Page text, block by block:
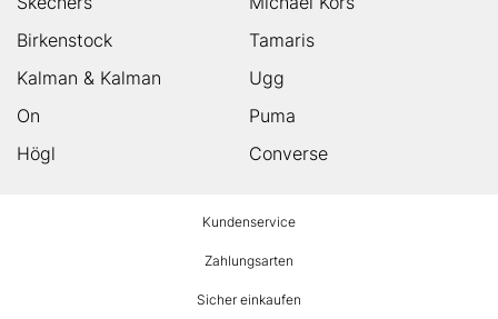
Birkenstock
Tamaris
Kalman & Kalman
Ugg
On
Puma
Högl
Converse
Kundenservice
Zahlungsarten
Sicher einkaufen